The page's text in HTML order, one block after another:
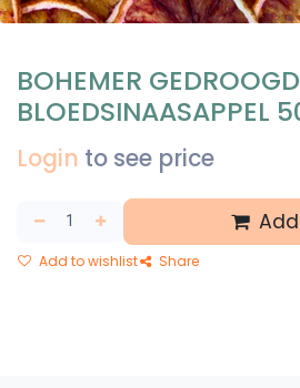
BOHEMER
BLOEDSINAASAPPEL
Login to see price
Add to wishlist Share